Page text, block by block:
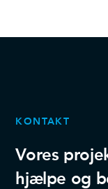
KONTAKT
Vores
hjælpe og